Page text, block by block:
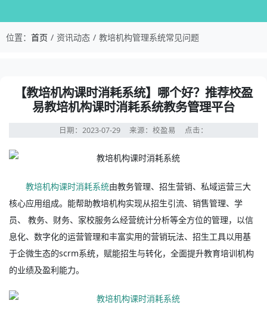
位置： 首页 资讯动态 教培机构管理系统常见问题
【教培机构课时消耗系统】哪个好？推荐校盈
易教培机构课时消耗系统教务管理平台
日期：2023-07-29 来源：校盈易 点击：
教培机构课时消耗系统由教务管理、招生营销、私域运营三大
核心应用组成。能帮助教培机构实现从招生引流、销售管理、学
员、 教务、财务、家校服务么经营统计分析等全方位的管理，以信
息化、数字化的运营管理和丰富实用的营销玩法、招生工具以用基
于企微生态的scrm系统，赋能招生与转化，全面提升教育培训机构
的业绩及盈利能力。